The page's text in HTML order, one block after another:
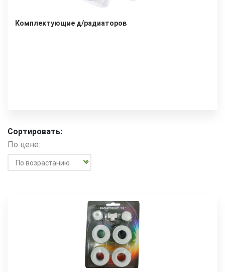
Комплектующие д/радиаторов
Сортировать:
По цене: